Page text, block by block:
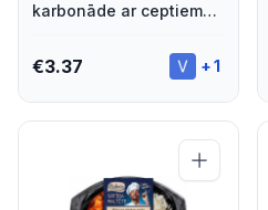
karbonāde ar ceptiem
šampinjonu mērci 320g
€3.37 +1